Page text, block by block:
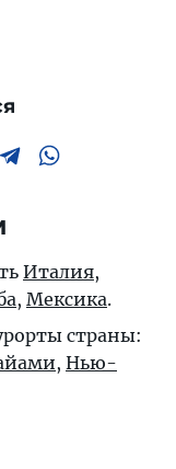
Италия,
, Мексика.
страны:
, Нью-